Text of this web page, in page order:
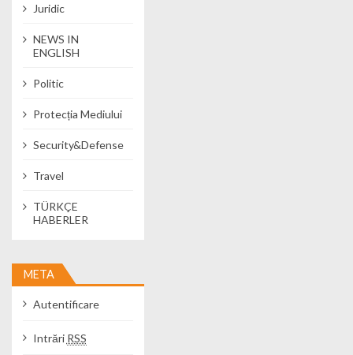
Juridic
NEWS IN
ENGLISH
Politic
Protecția Mediului
Security&Defense
Travel
TÜRKÇE
HABERLER
META
Autentificare
Intrări RSS